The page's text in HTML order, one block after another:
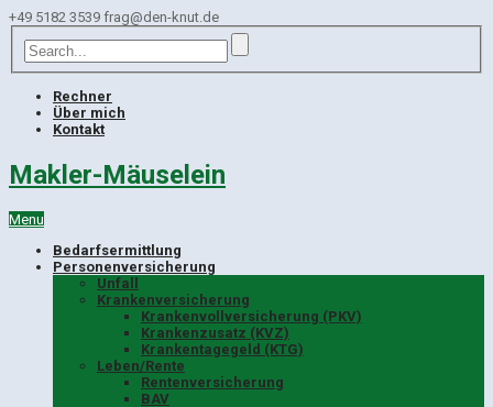
+49 5182 3539 frag@den-knut.de
Rechner
Über mich
Kontakt
Makler-Mäuselein
Menu
Bedarfsermittlung
Personenversicherung
Unfall
Krankenversicherung
Krankenvollversicherung (PKV)
Krankenzusatz (KVZ)
Krankentagegeld (KTG)
Leben/Rente
Rentenversicherung
BAV